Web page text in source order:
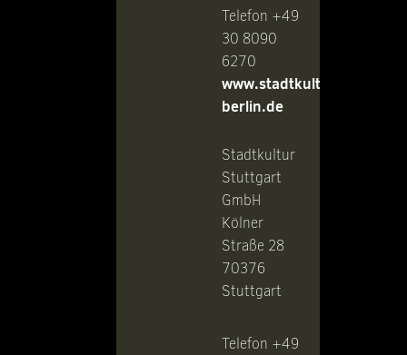
Telefon +49
30 8090
6270
www.stadtkultur-
berlin.de
Stadtkultur
Stuttgart
GmbH
Kölner
Straße 28
70376
Stuttgart
Telefon +49